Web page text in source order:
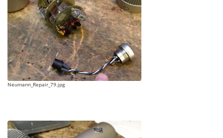
Neumann_Repair_79.jpg